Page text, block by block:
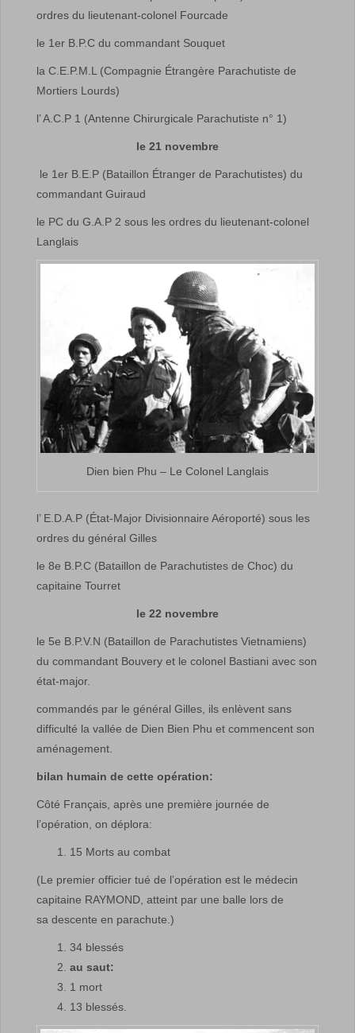
ordres du lieutenant-colonel Fourcade
le 1er B.P.C du commandant Souquet
la C.E.P.M.L (Compagnie Étrangère Parachutiste de
Mortiers Lourds)
l’ A.C.P 1 (Antenne Chirurgicale Parachutiste n° 1)
le 21 novembre
le 1er B.E.P (Bataillon Étranger de Parachutistes) du
commandant Guiraud
le PC du G.A.P 2 sous les ordres du lieutenant-colonel
Langlais
Dien bien Phu – Le Colonel Langlais
l’ E.D.A.P (État-Major Divisionnaire Aéroporté) sous les
ordres du général Gilles
le 8e B.P.C (Bataillon de Parachutistes de Choc) du
capitaine Tourret
le 22 novembre
le 5e B.P.V.N (Bataillon de Parachutistes Vietnamiens)
du commandant Bouvery et le colonel Bastiani avec son
état-major.
commandés par le général Gilles, ils enlèvent sans
difficulté la vallée de Dien Bien Phu et commencent son
aménagement.
bilan humain de cette opération:
Côté Français, après une première journée de
l’opération, on déplora:
15 Morts au combat
(Le premier officier tué de l’opération est le médecin
capitaine RAYMOND, atteint par une balle lors de
sa descente en parachute.)
34 blessés
au saut:
1 mort
13 blessés.